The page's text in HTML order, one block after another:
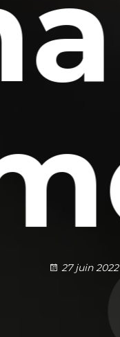
27 juin 2022